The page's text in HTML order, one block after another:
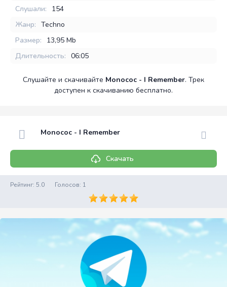
Слушали:
154
Жанр: Techno
Размер:
13,95 Mb
Длительность: 06:05
Слушайте и скачивайте Monococ - I Remember. Трек
доступен к скачиванию бесплатно.
Monococ - I Remember
Скачать
Рейтинг: 5.0 Голосов: 1